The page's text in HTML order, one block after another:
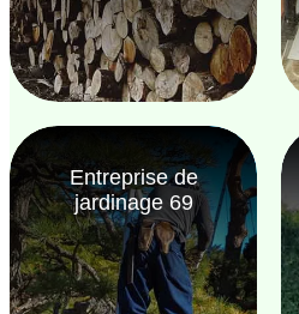
Entreprise de
jardinage 69